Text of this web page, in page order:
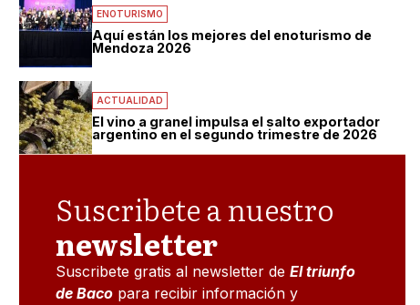
ENOTURISMO
Aquí están los mejores del enoturismo de
Mendoza 2026
ACTUALIDAD
El vino a granel impulsa el salto exportador
argentino en el segundo trimestre de 2026
Suscribete a nuestro
newsletter
Suscribete gratis al newsletter deEl triunfo
de Baco para recibir información y